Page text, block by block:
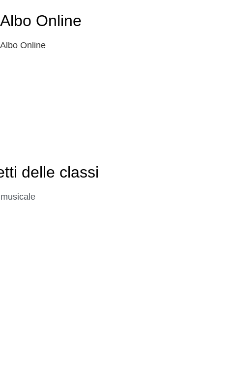
Albo Online
Albo Online
delle classi